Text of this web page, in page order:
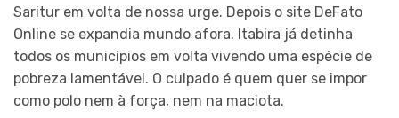
Saritur em volta de nossa urge. Depois o site DeFato
Online se expandia mundo afora. Itabira já detinha
todos os municípios em volta vivendo uma espécie de
pobreza lamentável. O culpado é quem quer se impor
como polo nem à força, nem na maciota.